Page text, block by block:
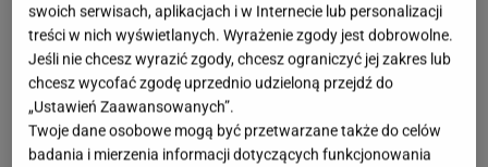
swoich serwisach, aplikacjach i w Internecie lub personalizacji
treści w nich wyświetlanych. Wyrażenie zgody jest dobrowolne.
Jeśli nie chcesz wyrazić zgody, chcesz ograniczyć jej zakres lub
chcesz wycofać zgodę uprzednio udzieloną przejdź do
„Ustawień Zaawansowanych”.
Twoje dane osobowe mogą być przetwarzane także do celów
badania i mierzenia informacji dotyczących funkcjonowania